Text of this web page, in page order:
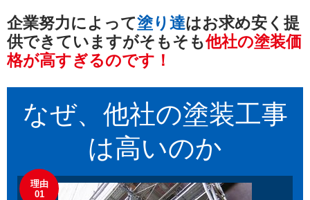
企業努力によって塗り達はお求め安く提
供できていますがそもそも他社の塗装価
格が高すぎるのです！
なぜ、他社の塗装工事
は高いのか
理由
01